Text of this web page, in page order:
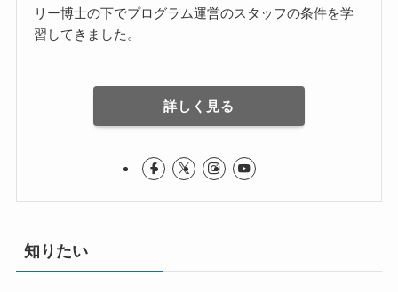
リー博士の下でプログラム運営のスタッフの条件を学
習してきました。
詳しく見る
知りたい